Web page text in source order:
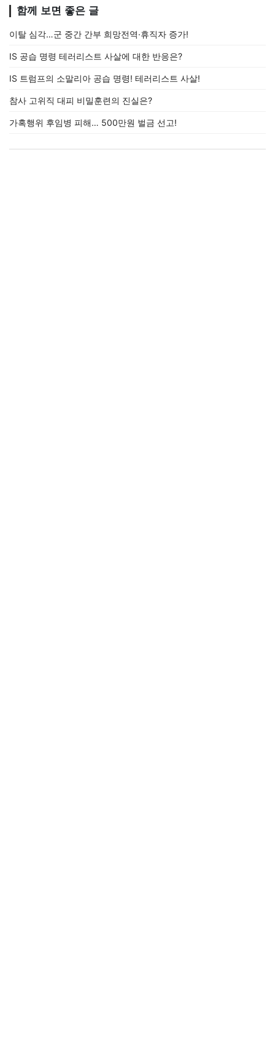
함께 보면 좋은 글
이탈 심각…군 중간 간부 희망전역·휴직자 증가!
IS 공습 명령 테러리스트 사살에 대한 반응은?
IS 트럼프의 소말리아 공습 명령! 테러리스트 사살!
참사 고위직 대피 비밀훈련의 진실은?
가혹행위 후임병 피해… 500만원 벌금 선고!